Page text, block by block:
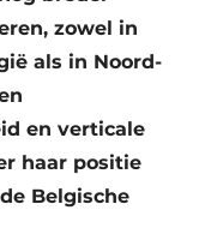
zowel in
als in Noord-
en verticale
haar positie
Belgische